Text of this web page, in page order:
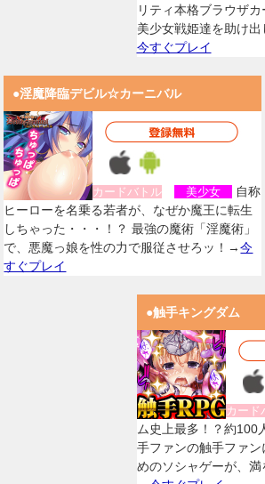
リティ本格ブラウザ
美少女戦姫達を助け
今すぐプレイ
●淫魔降臨デビル☆カーニバル
カードバトル 美少女
自称
ヒーローを名乗る若者が、なぜか魔王に転生
しちゃった・・・！？ 最強の魔術「淫魔術」
で、悪魔っ娘を性の力で服従させろッ！→今
すぐプレイ
●触手キングダム
カード
ム史上最多！？約100
手ファンの触手ファ
めのソシャゲーが、満